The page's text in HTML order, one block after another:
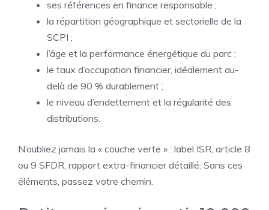
ses références en finance responsable ;
la répartition géographique et sectorielle de la
SCPI ;
l’âge et la performance énergétique du parc ;
le taux d’occupation financier, idéalement au-
delà de 90 % durablement ;
le niveau d’endettement et la régularité des
distributions.
N’oubliez jamais la « couche verte » : label ISR, article 8
ou 9 SFDR, rapport extra-financier détaillé. Sans ces
éléments, passez votre chemin.